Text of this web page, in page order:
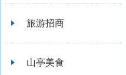
旅游招商
山亭美食